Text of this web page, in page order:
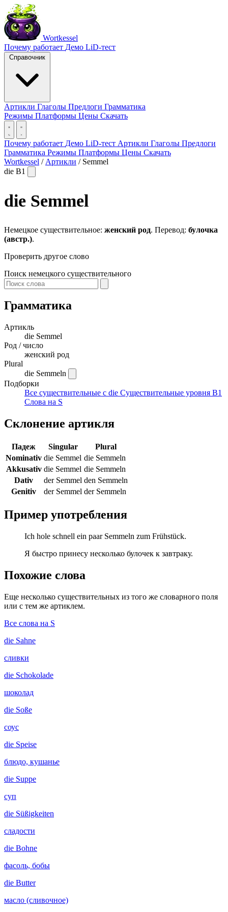
Wortkessel
Почему работает Демо LiD-тест
Справочник
Артикли Глаголы Предлоги Грамматика
Режимы Платформы Цены Скачать
Почему работает Демо LiD-тест Артикли Глаголы Предлоги
Грамматика Режимы Платформы Цены Скачать
Wortkessel / Артикли / Semmel
die B1
die Semmel
Немецкое существительное: женский род. Перевод: булочка
(австр.).
Проверить другое слово
Поиск немецкого существительного
Грамматика
Артикль
die Semmel
Род / число
женский род
Plural
die Semmeln
Подборки
Все существительные с die Существительные уровня B1
Слова на S
Склонение артикля
Падеж Singular
Plural
Nominativ die Semmel die Semmeln
Akkusativ die Semmel die Semmeln
Dativ
der Semmel den Semmeln
Genitiv
der Semmel der Semmeln
Пример употребления
Ich hole schnell ein paar Semmeln zum Frühstück.
Я быстро принесу несколько булочек к завтраку.
Похожие слова
Еще несколько существительных из того же словарного поля
или с тем же артиклем.
Все слова на S
die Sahne
сливки
die Schokolade
шоколад
die Soße
соус
die Speise
блюдо, кушанье
die Suppe
суп
die Süßigkeiten
сладости
die Bohne
фасоль, бобы
die Butter
масло (сливочное)